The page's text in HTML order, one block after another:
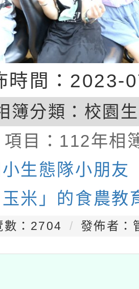
時間：2023-
簿分類： 校園
項目： 112年相
生態隊小朋友
玉米」的食農教
數：2704 發佈者：